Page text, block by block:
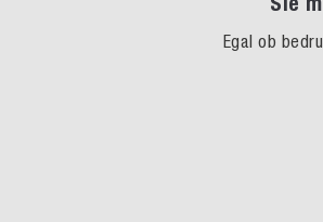
Egal ob